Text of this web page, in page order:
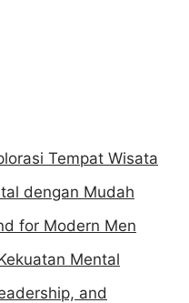
Tempat Wisata
dengan Mudah
for Modern Men
Mental
and